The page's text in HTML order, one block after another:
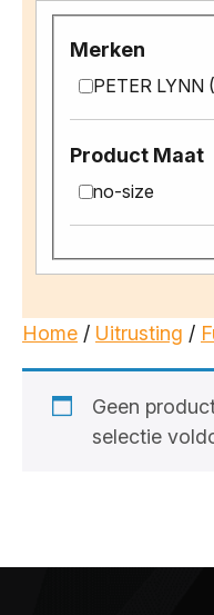
Merken
PETER LYNN
Product Maat
no-size
Home / Uitrusting /
Geen
selectie